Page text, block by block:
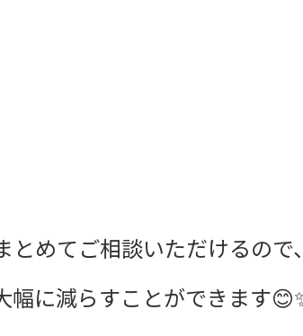
とめてご相談いただけるので
に減らすことができます